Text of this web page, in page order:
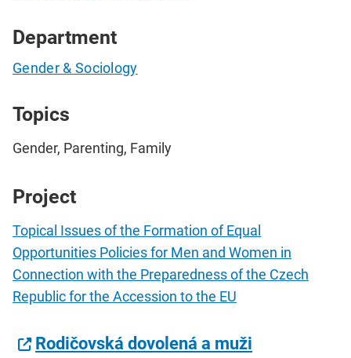
Department
Gender & Sociology
Topics
Gender, Parenting, Family
Project
Topical Issues of the Formation of Equal
Opportunities Policies for Men and Women in
Connection with the Preparedness of the Czech
Republic for the Accession to the EU
Rodičovská dovolená a muži